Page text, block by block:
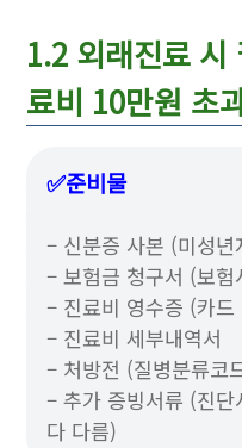
1.2 외래진료 시
료비 10만원 초
✅준비물
– 신분증 사본 (미성
– 보험금 청구서 (보험
– 진료비 영수증 (카
– 진료비 세부내역서
– 처방전 (질병분류코
– 추가 증빙서류 (진
다 다름)